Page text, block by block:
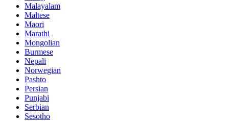
Malayalam
Maltese
Maori
Marathi
Mongolian
Burmese
Nepali
Norwegian
Pashto
Persian
Punjabi
Serbian
Sesotho